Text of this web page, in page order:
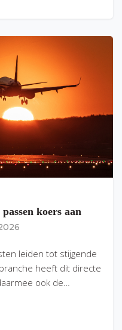
koers aan
leiden tot stijgende
heeft dit directe
ook de…